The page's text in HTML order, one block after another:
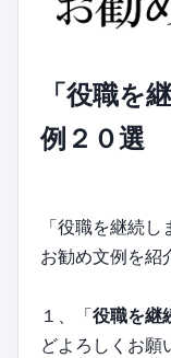
「役職を
例２０選
「役職を継続し
お勧め文例を紹
１、「役職を継
どよろしくお願